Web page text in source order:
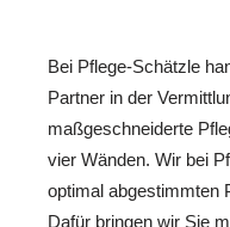
Bei Pflege-Schätzle
Partner in der
maßgeschneiderte
vier Wänden. Wir bei
optimal abgestimmten
Dafür bringen wir Sie